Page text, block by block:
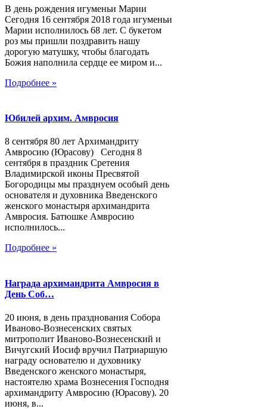
В день рождения игуменьи Марии
Сегодня 16 сентября 2018 года игуменьи
Марии исполнилось 68 лет. С букетом
роз мы пришли поздравить нашу
дорогую матушку, чтобы благодать
Божия наполнила сердце ее миром и...
Подробнее »
Юбилей архим. Амвросия
8 сентября 80 лет Архимандриту
Амвросию (Юрасову) Сегодня 8
сентября в праздник Сретения
Владимирской иконы Пресвятой
Богородицы мы празднуем особый день
основателя и духовника Введенского
женского монастыря архимандрита
Амвросия. Батюшке Амвросию
исполнилось...
Подробнее »
Награда архимандрита Амвросия в
День Соб…
20 июня, в день празднования Собора
Иваново-Вознесенских святых
митрополит Иваново-Вознесенский и
Вичугский Иосиф вручил Патриаршую
награду основателю и духовнику
Введенского женского монастыря,
настоятелю храма Вознесения Господня
архимандриту Амвросию (Юрасову). 20
июня, в...